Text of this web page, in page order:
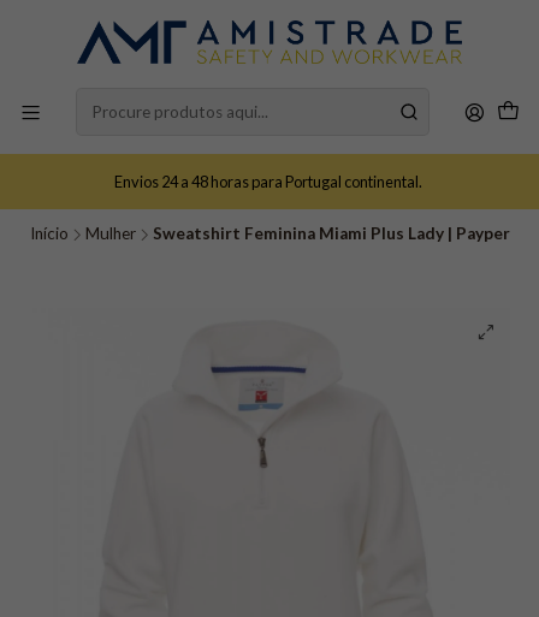
Envios 24 a 48 horas para Portugal continental.
Início Mulher Sweatshirt Feminina Miami Plus Lady | Payper